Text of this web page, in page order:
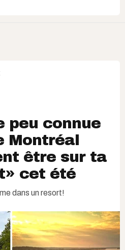
peu connue
Montréal
être sur ta
cet été
dans un resort!